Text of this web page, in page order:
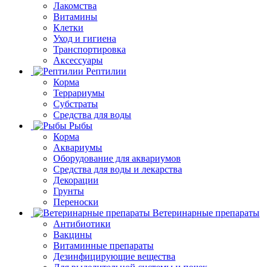
Лакомства
Витамины
Клетки
Уход и гигиена
Транспортировка
Аксессуары
Рептилии
Корма
Террариумы
Субстраты
Средства для воды
Рыбы
Корма
Аквариумы
Оборудование для аквариумов
Средства для воды и лекарства
Декорации
Грунты
Переноски
Ветеринарные препараты
Антибиотики
Вакцины
Витаминные препараты
Дезинфицирующие вещества